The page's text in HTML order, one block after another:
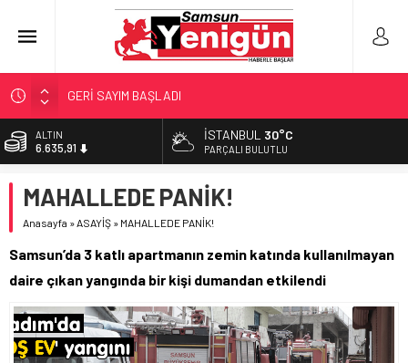
GERİ SAYIM BAŞLADI
SAMSUNSPOR’DA HEDEF 5’İNCİLİK!
‘BAFRA’YA YATIRIM YAPIN!’
YÖNETİCİ SEÇERKEN YAPILAN EN BÜYÜK HATALAR
ALTIN
6.635,91
13.779,39
DOLAR
55,1513
İSTANBUL 30°C
PARÇALI BULUTLU
MAHALLEDE PANİK!
Anasayfa »ASAYİŞ » MAHALLEDE PANİK!
Samsun’da 3 katlı apartmanın zemin katında kullanılmayan
daire çıkan yangında bir kişi dumandan etkilendi